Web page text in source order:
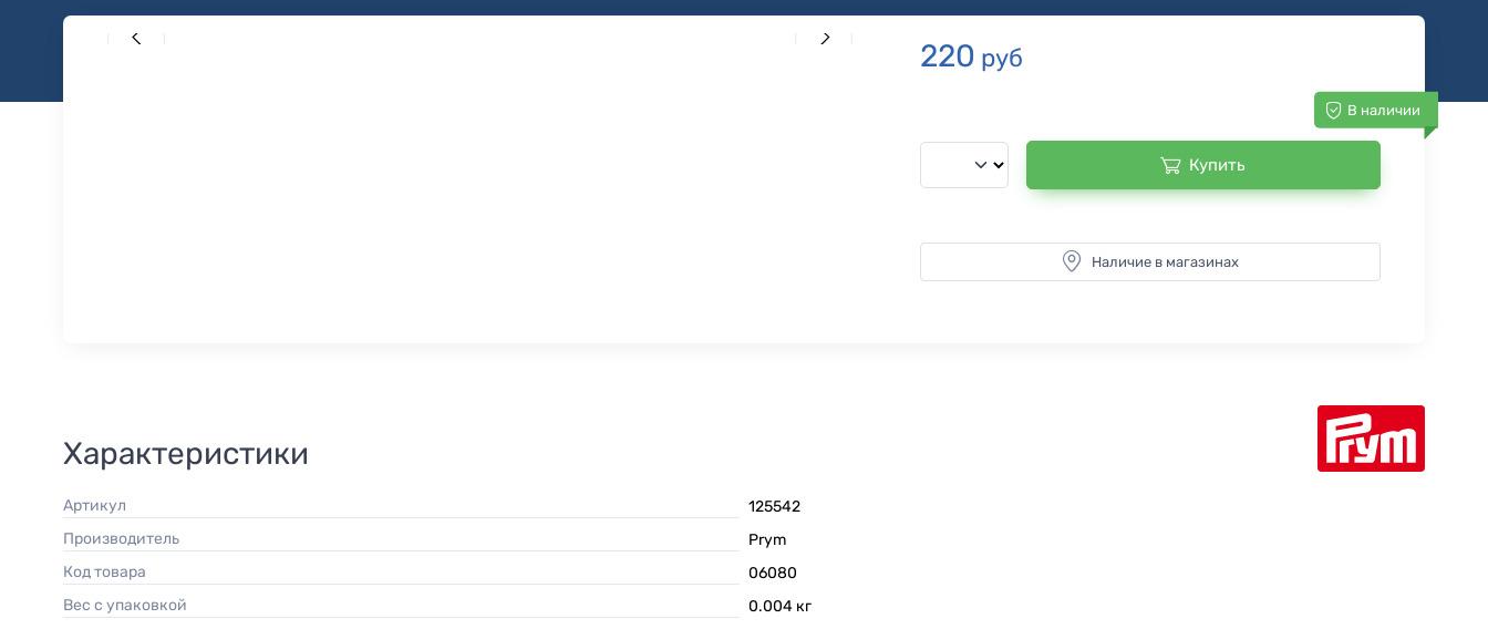
220 руб
В наличии
Купить
Наличие в магазинах
Характеристики
Артикул
125542
Производитель
Prym
Код товара
06080
Вес с упаковкой
0.004 кг